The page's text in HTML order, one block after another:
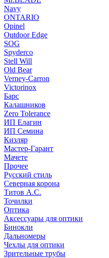
Navy
ONTARIO
Opinel
Outdoor Edge
SOG
Spyderco
Stell Will
Old Bear
Verney-Carron
Victorinox
Барс
Калашников
Zero Tolerance
ИП Елагин
ИП Семина
Кизляр
Мастер-Гарант
Мачете
Прочее
Русский стиль
Северная корона
Титов А.С.
Точилки
Оптика
Аксессуары для оптики
Бинокли
Дальномеры
Чехлы для оптики
Зрительные трубы